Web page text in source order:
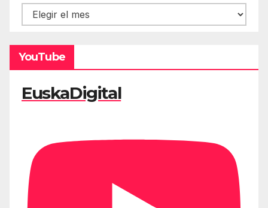
Hemeroteca
YouTube
EuskaDigital